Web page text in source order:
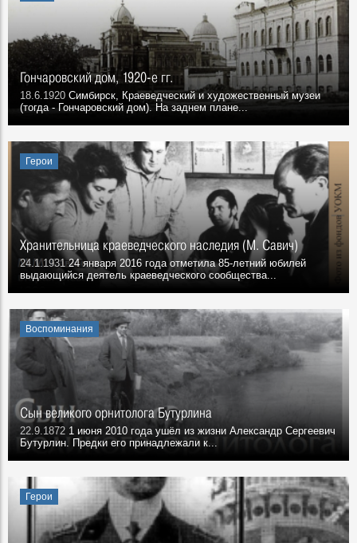
Гончаровский дом, 1920-е гг.
18.6.1920 Симбирск, Краеведческий и художественный музеи
(тогда - Гончаровский дом). На заднем плане...
Герои
Хранительница краеведческого наследия (М. Савич)
24.1.193124 января 2016 года отметила 85-летний юбилей
выдающийся деятель краеведческого сообщества...
Воспоминания
Сын великого орнитолога Бутурлина
22.9.1872 1 июня 2010 года ушёл из жизни Александр Сергеевич
Бутурлин. Предки его принадлежали к...
Герои